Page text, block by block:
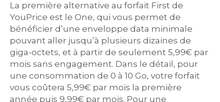
La première alternative au forfait First de
YouPrice est le One, qui vous permet de
bénéficier d’une enveloppe data minimale
pouvant aller jusqu’à plusieurs dizaines de
giga-octets, et à partir de seulement 5,99€ par
mois sans engagement. Dans le détail, pour
une consommation de 0 à 10 Go, votre forfait
vous coûtera 5,99€ par mois la première
année puis 9,99€ par mois. Pour une